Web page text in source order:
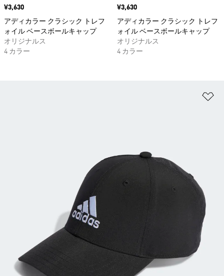
価格
¥3,630
アディカラー クラシック トレフ
ォイル ベースボールキャップ
オリジナルス
4 カラー
価格
¥3,630
アディカラー クラシック トレフ
ォイル ベースボールキャップ
オリジナルス
4 カラー